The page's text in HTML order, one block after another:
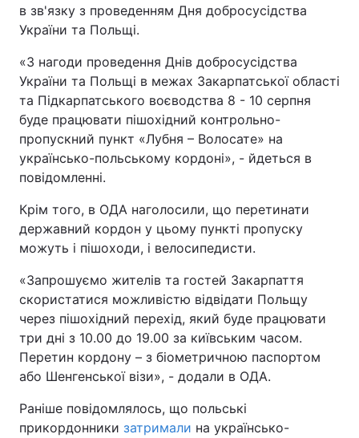
в зв'язку з проведенням Дня добросусідства
України та Польщі.
«З нагоди проведення Днів добросусідства
України та Польщі в межах Закарпатської області
та Підкарпатського воєводства 8 - 10 серпня
буде працювати пішохідний контрольно-
пропускний пункт «Лубня – Волосате» на
українсько-польському кордоні», - йдеться в
повідомленні.
Крім того, в ОДА наголосили, що перетинати
державний кордон у цьому пункті пропуску
можуть і пішоходи, і велосипедисти.
«Запрошуємо жителів та гостей Закарпаття
скористатися можливістю відвідати Польщу
через пішохідний перехід, який буде працювати
три дні з 10.00 до 19.00 за київським часом.
Перетин кордону – з біометричною паспортом
або Шенгенської візи», - додали в ОДА.
Раніше повідомлялось, що польські
прикордонники затримали на українсько-